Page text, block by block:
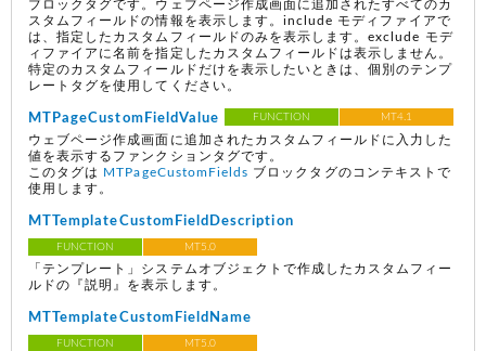
ブロックタグです。ウェブページ作成画面に追加されたすべてのカ
スタムフィールドの情報を表示します。include モディファイアで
は、指定したカスタムフィールドのみを表示します。exclude モデ
ィファイアに名前を指定したカスタムフィールドは表示しません。
特定のカスタムフィールドだけを表示したいときは、個別のテンプ
レートタグを使用してください。
MTPageCustomFieldValue FUNCTION MT4.1
ウェブページ作成画面に追加されたカスタムフィールドに入力した
値を表示するファンクションタグです。
このタグは
MTPageCustomFields ブロックタグのコンテキストで
使用します。
MTTemplateCustomFieldDescription
FUNCTION MT5.0
「テンプレート」システムオブジェクトで作成したカスタムフィー
ルドの『説明』を表示します。
MTTemplateCustomFieldName
FUNCTION MT5.0